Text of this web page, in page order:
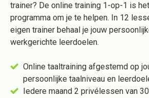
trainer? De online training 1-op-1 is
programma om je te helpen. In 12
eigen trainer behaal je jouw
werkgerichte leerdoelen.
Online taaltraining afgestemd op
persoonlijke taalniveau en
Iedere maand 2 privélessen van